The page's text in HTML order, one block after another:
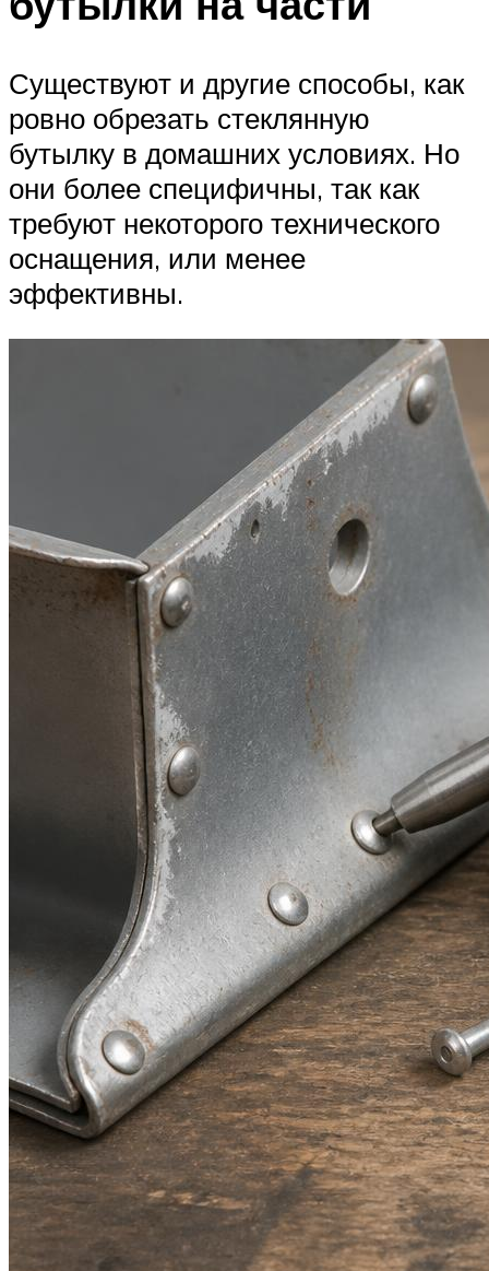
Существуют и другие способы, как
ровно обрезать стеклянную
бутылку в домашних условиях. Но
они более специфичны, так как
требуют некоторого технического
оснащения, или менее
эффективны.